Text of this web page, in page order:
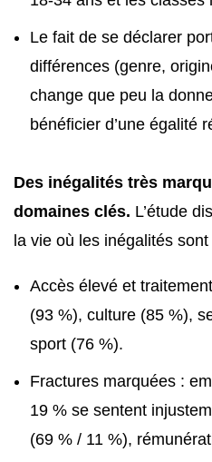
Le fait de se déclarer
différences (genre,
change que peu la
bénéficier d’une égalité
Des inégalités très
domaines clés. L’étude
la vie où les inégalités
Accès élevé et
(93 %), culture (85 %),
sport (76 %).
Fractures marquées :
19 % se sentent
(69 % / 11 %),